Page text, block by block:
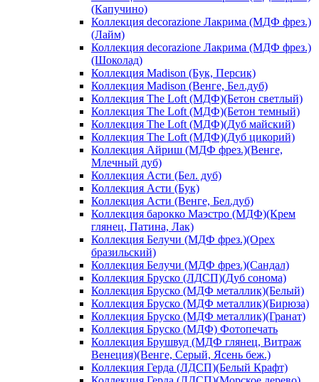
(Капучино)
Коллекция decorazione Лакрима (МДФ фрез.)
(Лайм)
Коллекция decorazione Лакрима (МДФ фрез.)
(Шоколад)
Коллекция Madison (Бук, Персик)
Коллекция Madison (Венге, Бел.дуб)
Коллекция The Loft (МДФ)(Бетон светлый)
Коллекция The Loft (МДФ)(Бетон темный)
Коллекция The Loft (МДФ)(Дуб майский)
Коллекция The Loft (МДФ)(Дуб цикорий)
Коллекция Айриш (МДФ фрез.)(Венге,
Млечный дуб)
Коллекция Асти (Бел. дуб)
Коллекция Асти (Бук)
Коллекция Асти (Венге, Бел.дуб)
Коллекция барокко Маэстро (МДФ)(Крем
глянец, Патина, Лак)
Коллекция Белучи (МДФ фрез.)(Орех
бразильский)
Коллекция Белучи (МДФ фрез.)(Сандал)
Коллекция Бруско (ЛДСП)(Дуб сонома)
Коллекция Бруско (МДФ металлик)(Белый)
Коллекция Бруско (МДФ металлик)(Бирюза)
Коллекция Бруско (МДФ металлик)(Гранат)
Коллекция Бруско (МДФ) Фотопечать
Коллекция Брушвуд (МДФ глянец, Витраж
Венеция)(Венге, Серый, Ясень беж.)
Коллекция Герда (ЛДСП)(Белый Крафт)